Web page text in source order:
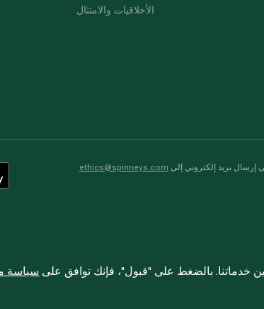
الأخلاقيات والامتثال
إرسال بريد إلكتروني إلى ethics@spinneys.com
خدماتنا. بالضغط على "قبول"، فإنك توافق على سياسة